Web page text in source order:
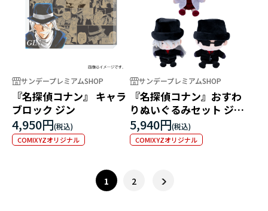
サンデープレミアムSHOP
『名探偵コナン』 キャラ
ブロック ジン
4,950円
COMIXYZオリジナル
サンデープレミアムSHOP
『名探偵コナン』おすわ
りぬいぐるみセット ジン
＆ウォッカ＆シェリー
5,940円
COMIXYZオリジナル
1 2